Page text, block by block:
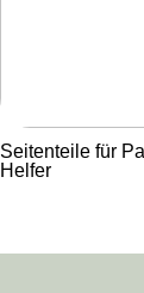
Seitenteile für
Helfer